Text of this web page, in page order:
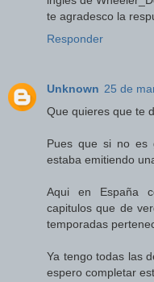
te agradesco la
Responder
Unknown 25 de
Que quieres que te
Pues que si no es
estaba emitiendo
Aqui en España
capitulos que de
temporadas
Ya tengo todas las
espero completar